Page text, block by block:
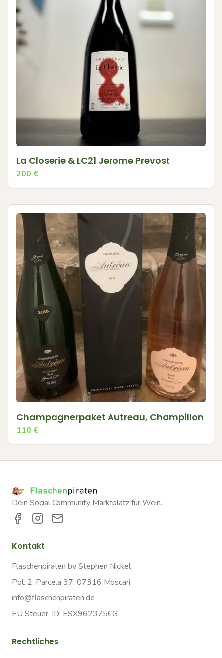
La Closerie & LC21 Jerome Prevost
200 €
Champagnerpaket Autreau, Champillon
110 €
Dein Social Community Marktplatz für Wein.
Kontakt
Flaschenpiraten by Stephen Nickel
Pol. 2, Parcela 37, 07316 Moscari
info@flaschenpiraten.de
EU Steuer-ID: ESX9623756G
Rechtliches